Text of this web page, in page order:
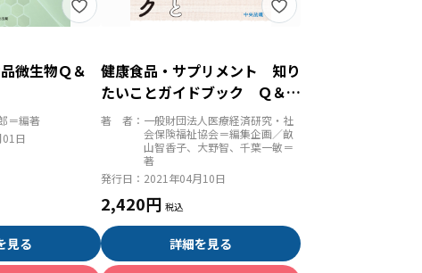
微生物Ｑ＆
＝編著
日
見る
健康食品・サプリメント 知り
たいことガイドブック Ｑ＆Ａ
でわかる正しい知識と選び方
著 者： 一般財団法人医療経済研究・社
会保険福祉協会＝編集企画／畝
山智香子、大野智、千葉一敏＝
著
発行日： 2021年04月10日
2,420円
詳細を見る